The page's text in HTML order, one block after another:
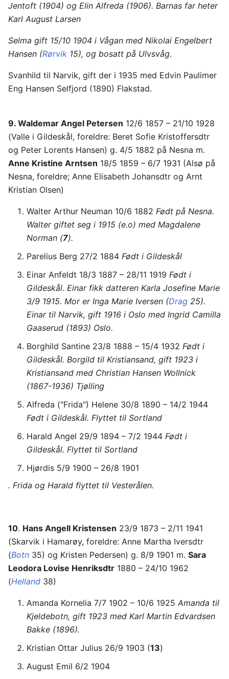
Jentoft (1904) og Elin Alfreda (1906). Barnas far heter
Karl August Larsen
Selma gift 15/10 1904 i Vågan med Nikolai Engelbert
Hansen (Rørvik 15), og bosatt på Ulvsvåg.
Svanhild til Narvik, gift der i 1935 med Edvin Paulimer
Eng Hansen Selfjord (1890) Flakstad.
9. Waldemar Angel Petersen 12/6 1857 – 21/10 1928
(Valle i Gildeskål, foreldre: Beret Sofie Kristoffersdtr
og Peter Lorents Hansen) g. 4/5 1882 på Nesna m.
Anne Kristine Arntsen 18/5 1859 – 6/7 1931 (Alsø på
Nesna, foreldre; Anne Elisabeth Johansdtr og Arnt
Kristian Olsen)
Walter Arthur Neuman 10/6 1882 Født på Nesna.
Walter giftet seg i 1915 (e.o) med Magdalene
Norman (7).
Parelius Berg 27/2 1884 Født i Gildeskål
Einar Anfeldt 18/3 1887 – 28/11 1919 Født i
Gildeskål. Einar fikk datteren Karla Josefine Marie
3/9 1915. Mor er Inga Marie Iversen (Drag 25).
Einar til Narvik, gift 1916 i Oslo med Ingrid Camilla
Gaaserud (1893) Oslo.
Borghild Santine 23/8 1888 – 15/4 1932 Født i
Gildeskål. Borgild til Kristiansand, gift 1923 i
Kristiansand med Christian Hansen Wollnick
(1867-1936) Tjølling
Alfreda ("Frida") Helene 30/8 1890 – 14/2 1944
Født i Gildeskål. Flyttet til Sortland
Harald Angel 29/9 1894 – 7/2 1944 Født i
Gildeskål. Flyttet til Sortland
Hjørdis 5/9 1900 – 26/8 1901
. Frida og Harald flyttet til Vesterålen.
10. Hans Angell Kristensen 23/9 1873 – 2/11 1941
(Skarvik i Hamarøy, foreldre: Anne Martha Iversdtr
(Botn 35) og Kristen Pedersen) g. 8/9 1901 m. Sara
Leodora Lovise Henriksdtr 1880 – 24/10 1962
(Helland 38)
Amanda Kornelia 7/7 1902 – 10/6 1925 Amanda til
Kjeldebotn, gift 1923 med Karl Martin Edvardsen
Bakke (1896).
Kristian Ottar Julius 26/9 1903 (13)
August Emil 6/2 1904